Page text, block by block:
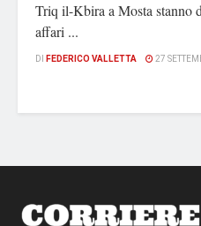
Triq il-Kbira a Mosta stanno
affari ...
DI FEDERICO VALLETTA 27